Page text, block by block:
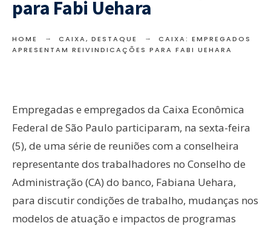
para Fabi Uehara
HOME CAIXA, DESTAQUE
CAIXA: EMPREGADOS
APRESENTAM REIVINDICAÇÕES PARA FABI UEHARA
Empregadas e empregados da Caixa Econômica
Federal de São Paulo participaram, na sexta-feira
(5), de uma série de reuniões com a conselheira
representante dos trabalhadores no Conselho de
Administração (CA) do banco, Fabiana Uehara,
para discutir condições de trabalho, mudanças nos
modelos de atuação e impactos de programas